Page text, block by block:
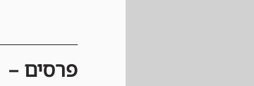
פרסים –